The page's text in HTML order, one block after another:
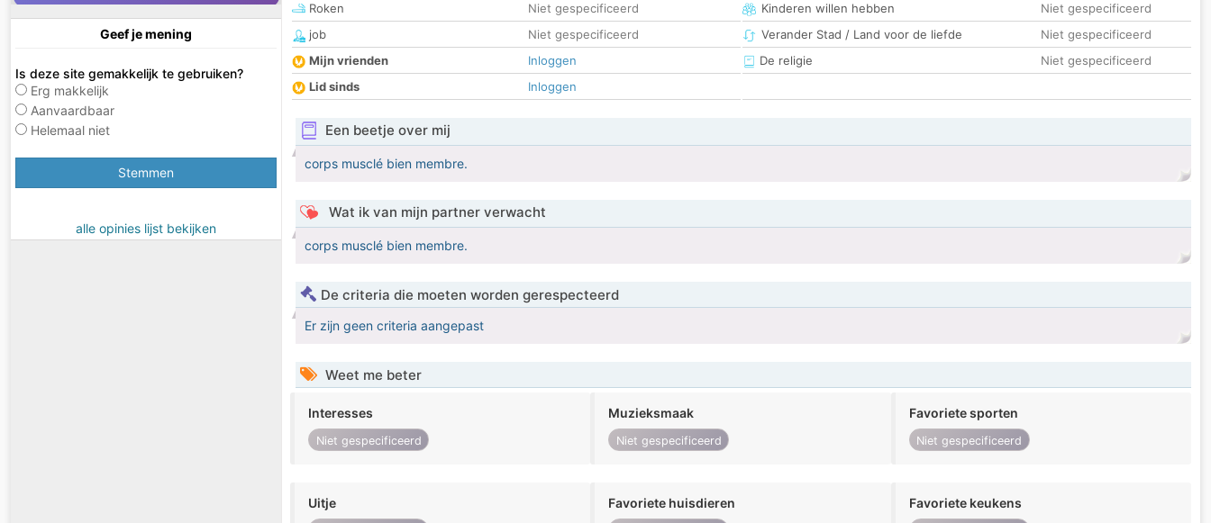
Geef je mening
Is deze site gemakkelijk te gebruiken?
Erg makkelijk
Aanvaardbaar
Helemaal niet
Stemmen
alle opinies lijst bekijken
Roken
Niet gespecificeerd
job
Niet gespecificeerd
Mijn vrienden
Inloggen
Lid sinds
Inloggen
Kinderen willen hebben
Niet gespecificeerd
Verander Stad / Land voor de liefde
Niet gespecificeerd
De religie
Niet gespecificeerd
Een beetje over mij
corps musclé bien membre.
Wat ik van mijn partner verwacht
corps musclé bien membre.
De criteria die moeten worden gerespecteerd
Er zijn geen criteria aangepast
Weet me beter
Interesses
Niet gespecificeerd
Muzieksmaak
Niet gespecificeerd
Favoriete sporten
Niet gespecificeerd
Uitje Favoriete huisdieren Favoriete keukens